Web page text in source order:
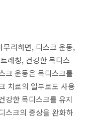
무리하면, 디스크 운동,
레칭, 건강한 목디스
크 운동은 목디스크를
치료의 일부로도 사용
강한 목디스크를 유지
스크의 증상을 완화하